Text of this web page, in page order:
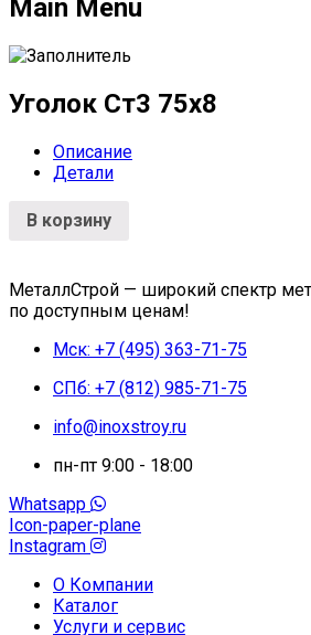
Main Menu
Уголок Ст3 75х8
Описание
Детали
В корзину
МеталлСтрой — широкий спектр
по доступным ценам!
Мск: +7 (495) 363-71-75
СПб: +7 (812) 985-71-75
info@inoxstroy.ru
пн-пт 9:00 - 18:00
Whatsapp
Icon-paper-plane
Instagram
О Компании
Каталог
Услуги и сервис